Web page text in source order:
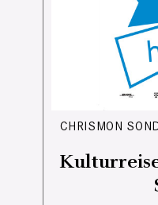
CHRISMON